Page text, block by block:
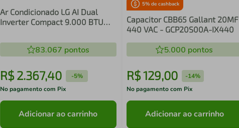
Ar Condicionado LG AI Dual
Inverter Compact 9.000 BTU
83.067 pontos
R$2.367,40 -5%
No pagamento com Pix
Adicionar ao carrinho
5% de cashback
Capacitor CBB65 Gallant 20MF
440 VAC - GCP20S00A-IX440
5.000 pontos
R$129,00 -14%
No pagamento com Pix
Adicionar ao carrinho